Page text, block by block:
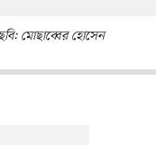
মোছাব্বের হোসেন